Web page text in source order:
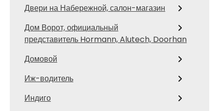
Двери на Набережной, салон-магазин
Дом Ворот, официальный
представитель Hormann, Alutech, Doorhan
Домовой
Иж-водитель
Индиго